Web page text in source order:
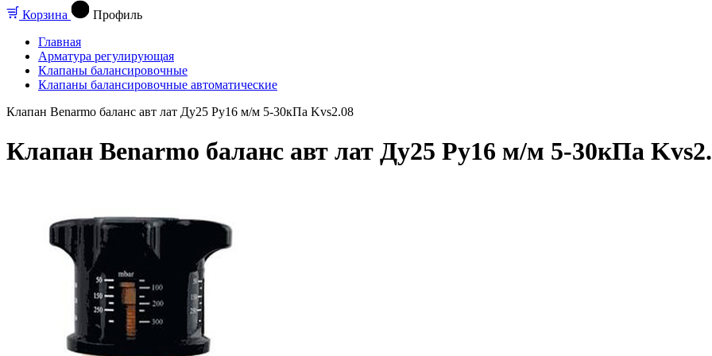
Корзина
Профиль
Главная
Арматура регулирующая
Клапаны балансировочные
Клапаны балансировочные автоматические
Клапан Benarmo баланс авт лат Ду25 Ру16 м/м 5-30кПа Kvs2.08
Клапан Benarmo баланс авт лат Ду25 Ру16 м/м 5-30кПа